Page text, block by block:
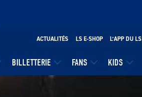
BILLETTERIE FANS KIDS
ACTUALITÉS LS E-SHOP L’APP DU LS